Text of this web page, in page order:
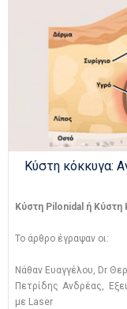
Κύστη κόκκυγα:
Κύστη Pilonidal ή Κύστη
Το άρθρο έγραψαν οι:
Νάθαν Ευαγγέλου, Dr
Πετρίδης Ανδρέας,
με Laser